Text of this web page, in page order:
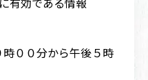
有効である情報
００分から午後５時